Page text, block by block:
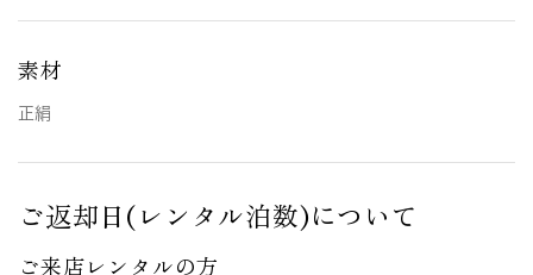
素材
正絹
ご返却日(レンタル泊数)について
ご来店レンタルの方